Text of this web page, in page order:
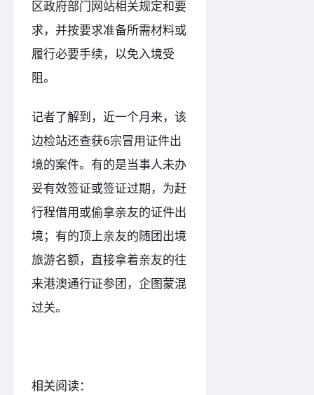
区政府部门网站相关规定和要
求，并按要求准备所需材料或
履行必要手续，以免入境受
阻。
记者了解到，近一个月来，该
边检站还查获6宗冒用证件出
境的案件。有的是当事人未办
妥有效签证或签证过期，为赶
行程借用或偷拿亲友的证件出
境；有的顶上亲友的随团出境
旅游名额，直接拿着亲友的往
来港澳通行证参团，企图蒙混
过关。
相关阅读：